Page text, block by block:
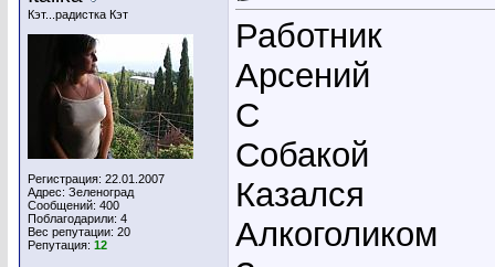
Кэт...радистка Кэт
Регистрация: 22.01.2007
Адрес: Зеленоград
Сообщений: 400
Поблагодарили: 4
Вес репутации: 20
Репутация: 12
Работник
Арсений
С
Собакой
Казался
Алкоголиком